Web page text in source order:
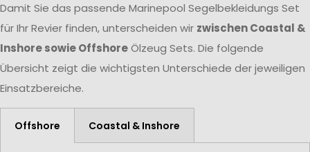
Damit Sie das passende Marinepool Segelbekleidungs Set
für Ihr Revier finden, unterscheiden wir zwischen Coastal &
Inshore sowie OffshoreÖlzeug Sets. Die folgende
Übersicht zeigt die wichtigsten Unterschiede der jeweiligen
Einsatzbereiche.
Offshore Coastal & Inshore